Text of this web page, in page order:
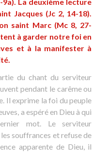
Jacques (Jc 2, 14-18).
saint Marc (Mc 8, 27-
à garder notre foi en
et à la manifester à
du chant du serviteur
pendant le carême ou
Il exprime la foi du peuple
a espéré en Dieu à qui
mot. Le serviteur
souffrances et refuse de
apparente de Dieu, il